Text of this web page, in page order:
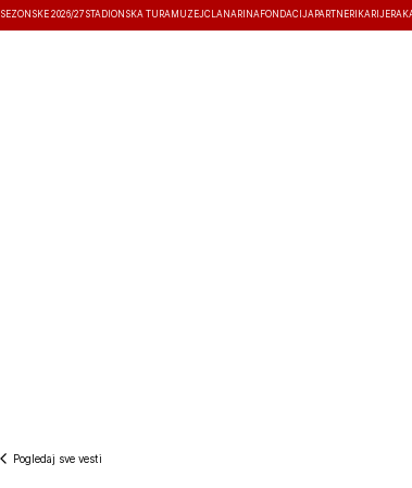
SEZONSKE 2026/27 STADIONSKA TURA MUZEJČLANARINA FONDACIJA PARTNERI KARIJERA
Pogledaj sve vesti